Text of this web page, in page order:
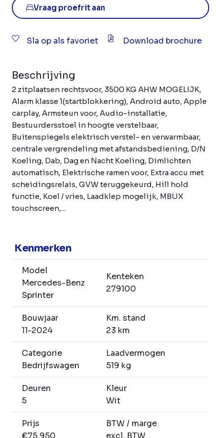
Vraag proefrit aan
Sla op als favoriet Download brochure
Beschrijving
2 zitplaatsen rechtsvoor, 3500 KG AHW MOGELIJK,
Alarm klasse 1(startblokkering), Android auto, Apple
carplay, Armsteun voor, Audio-installatie,
Bestuurdersstoel in hoogte verstelbaar,
Buitenspiegels elektrisch verstel- en verwarmbaar,
centrale vergrendeling met afstandsbediening, D/N
Koeling, Dab, Dag en Nacht Koeling, Dimlichten
automatisch, Elektrische ramen voor, Extra accu met
scheidingsrelais, GVW teruggekeurd, Hill hold
functie, Koel / vries, Laadklep mogelijk, MBUX
touchscreen,...
Kenmerken
Model
Mercedes-Benz
Sprinter
Kenteken
279100
Bouwjaar
11-2024
Km. stand
23 km
Categorie
Bedrijfswagen
Laadvermogen
519 kg
Deuren
5
Kleur
Wit
Prijs
€75.950
BTW / marge
excl. BTW